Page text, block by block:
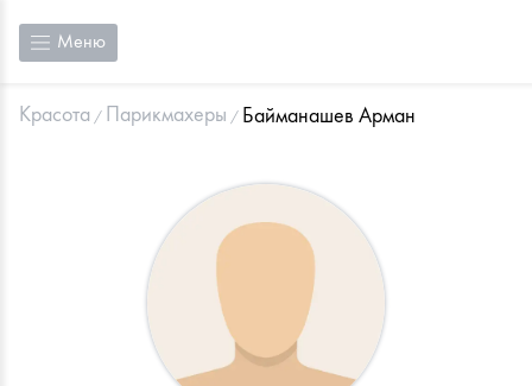
Меню
Красота Парикмахеры Байманашев Арман